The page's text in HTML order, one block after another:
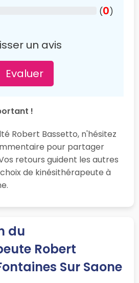
(0)
un avis
Evaluer
!
Robert Bassetto, n'hésitez
pour partager
retours guident les autres
de kinésithérapeute à
du
Robert
Sur Saone